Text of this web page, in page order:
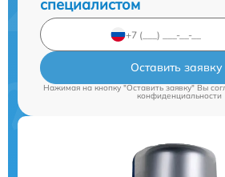
специалистом
Оставить заявку
Нажимая на кнопку "Оставить заявку" Вы
конфиденциальности